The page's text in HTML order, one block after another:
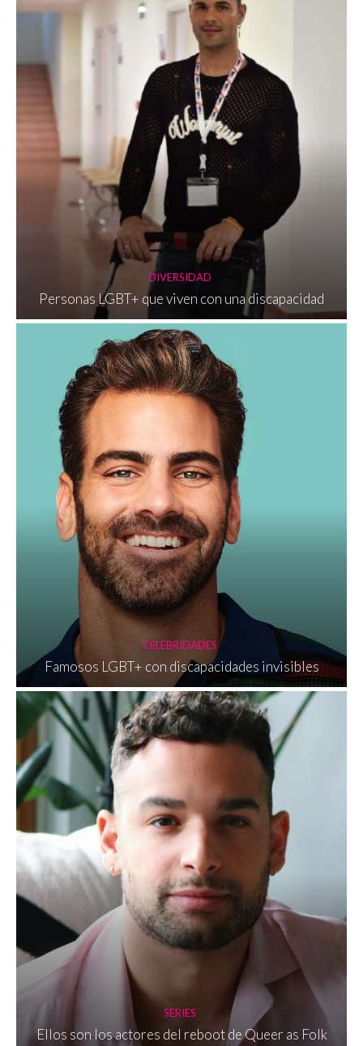
DIVERSIDAD
Personas LGBT+ que viven con una discapacidad
CELEBRIDADES
Famosos LGBT+ con discapacidades invisibles
SERIES
Ellos son los actores del reboot de Queer as Folk